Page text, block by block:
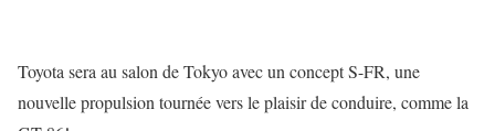
Toyota sera au salon de Tokyo avec un concept S-FR, une
nouvelle propulsion tournée vers le plaisir de conduire, comme la